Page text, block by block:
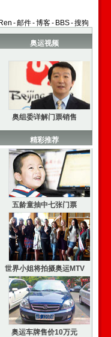
-邮件-博客- BBS-搜狗
奥运视频
奥组委详解门票销售
精彩推荐
五龄童抽中七张门票
世界小姐将拍摄奥运MTV
奥运车牌售价10万元